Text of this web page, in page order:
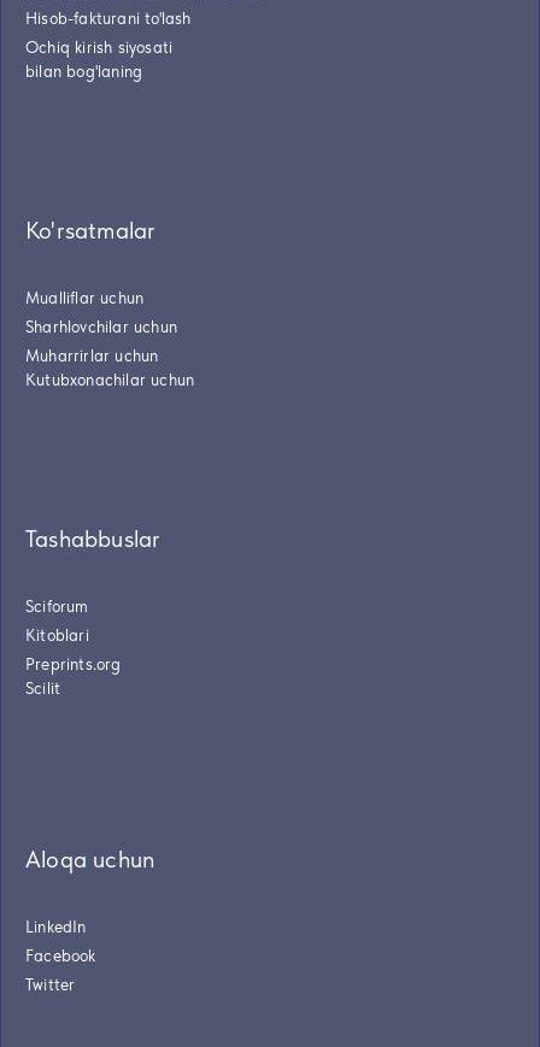
Hisob-fakturani to'lash
Ochiq kirish siyosati
bilan bog'laning
Ko'rsatmalar
Mualliflar uchun
Sharhlovchilar uchun
Muharrirlar uchun
Kutubxonachilar uchun
Tashabbuslar
Sciforum
Kitoblari
Preprints.org
Scilit
Aloqa uchun
LinkedIn
Facebook
Twitter